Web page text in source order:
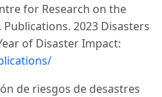
for Research on the
2023 Disasters
of Disaster Impact:
de riesgos de desastres